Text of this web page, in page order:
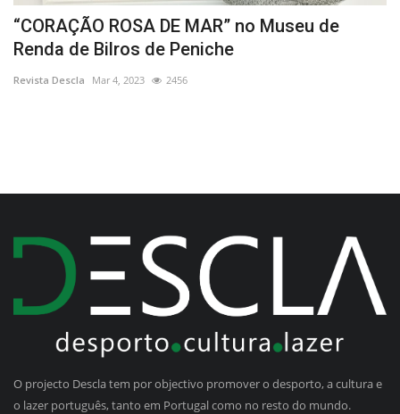
“CORAÇÃO ROSA DE MAR” no Museu de
Renda de Bilros de Peniche
Revista Descla Mar 4, 2023 2456
O projecto Descla tem por objectivo promover o desporto, a cultura e
o lazer português, tanto em Portugal como no resto do mundo.